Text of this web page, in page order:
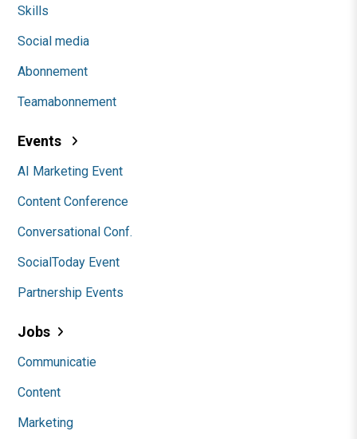
Skills
Social media
Abonnement
Teamabonnement
Events
AI Marketing Event
Content Conference
Conversational Conf.
SocialToday Event
Partnership Events
Jobs
Communicatie
Content
Marketing